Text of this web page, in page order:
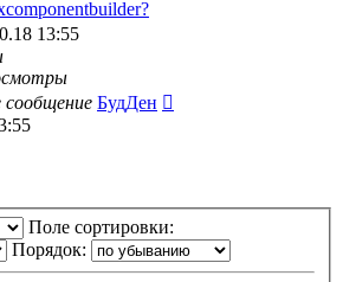
13:55
сообщение БудДен
Поле сортировки:
Порядок: